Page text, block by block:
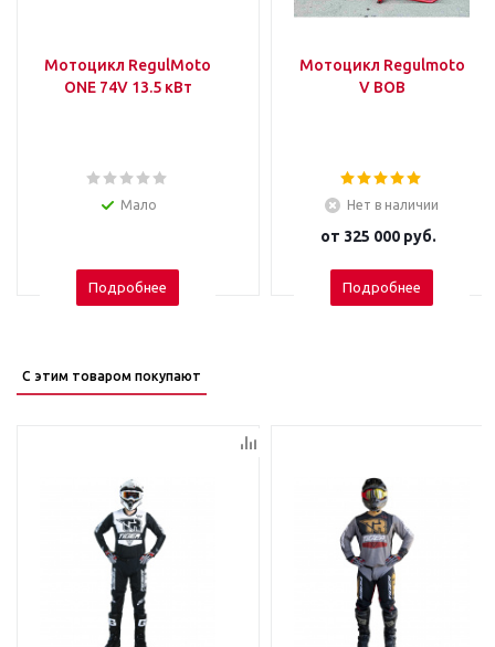
Мотоцикл RegulMoto
ONE 74V 13.5 кВт
Мало
Подробнее
Мотоцикл Regulmoto
V BOB
Нет в наличии
от 325 000 руб.
Подробнее
С этим товаром покупают